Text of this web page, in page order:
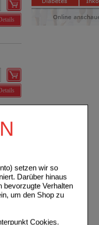
setzen wir so
Darüber hinaus
bevorzugte Verhalten
um den Shop zu
Cookies.
Details